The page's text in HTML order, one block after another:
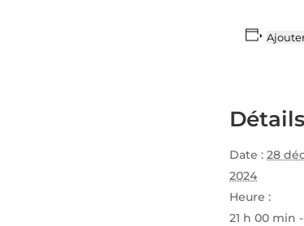
Détails
Date : 28
2024
Heure :
21 h 00 min